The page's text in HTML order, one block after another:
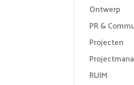
Ontwerp
PR &
Projecten
RUIM